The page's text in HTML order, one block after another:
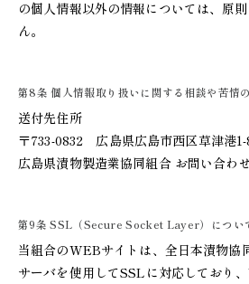
の個人情報以外の情報については、原
ん。
第8条 個人情報取り扱いに関する相談や苦情
送付先住所
〒733-0832 広島県広島市西区草津港1-
広島県漬物製造業協同組合 お問い合わ
第9条 SSL（Secure Socket Layer）につい
当組合のWEBサイトは、全日本漬物協
サーバを使用してSSLに対応しており